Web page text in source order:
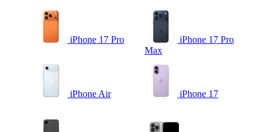
iPhone 17 Pro
iPhone 17 Pro
Max
iPhone Air iPhone 17